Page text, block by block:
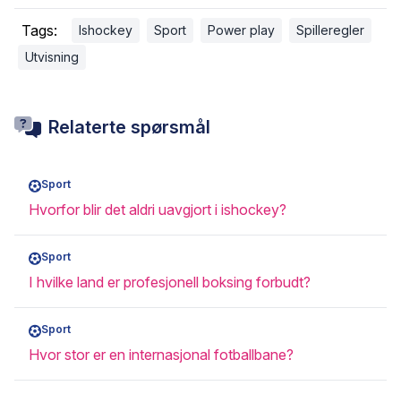
Tags: Ishockey Sport Power play
Spilleregler
Utvisning
Relaterte spørsmål
Sport
Hvorfor blir det aldri uavgjort i ishockey?
Sport
I hvilke land er profesjonell boksing forbudt?
Sport
Hvor stor er en internasjonal fotballbane?